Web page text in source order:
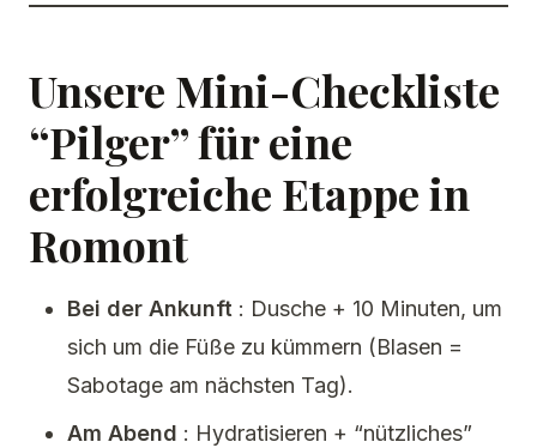
Unsere Mini-Checkliste
“Pilger” für eine
erfolgreiche Etappe in
Romont
Bei der Ankunft : Dusche + 10 Minuten, um
sich um die Füße zu kümmern (Blasen =
Sabotage am nächsten Tag).
Am Abend : Hydratisieren + “nützliches”